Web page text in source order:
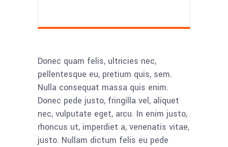
Donec quam felis, ultricies nec,
pellentesque eu, pretium quis, sem.
Nulla consequat massa quis enim.
Donec pede justo, fringilla vel, aliquet
nec, vulputate eget, arcu. In enim justo,
rhoncus ut, imperdiet a, venenatis vitae,
justo. Nullam dictum felis eu pede